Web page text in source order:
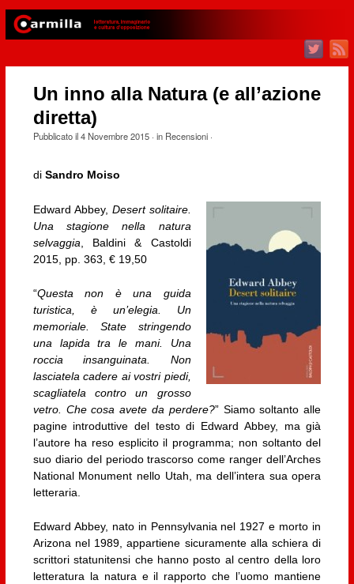
Un inno alla Natura (e all’azione
diretta)
Pubblicato il4 Novembre 2015· in Recensioni·
di Sandro Moiso
Edward Abbey, Desert solitaire.
Una stagione nella natura
selvaggia , Baldini & Castoldi
2015, pp. 363, € 19,50
“Questa non è una guida
turistica, è un’elegia. Un
memoriale. State stringendo
una lapida tra le mani. Una
roccia insanguinata. Non
lasciatela cadere ai vostri piedi,
scagliatela contro un grosso
vetro. Che cosa avete da perdere?” Siamo soltanto alle
pagine introduttive del testo di Edward Abbey, ma già
l’autore ha reso esplicito il programma; non soltanto del
suo diario del periodo trascorso come ranger dell’Arches
National Monument nello Utah, ma dell’intera sua opera
letteraria.
Edward Abbey, nato in Pennsylvania nel 1927 e morto in
Arizona nel 1989, appartiene sicuramente alla schiera di
scrittori statunitensi che hanno posto al centro della loro
letteratura la natura e il rapporto che l’uomo mantiene